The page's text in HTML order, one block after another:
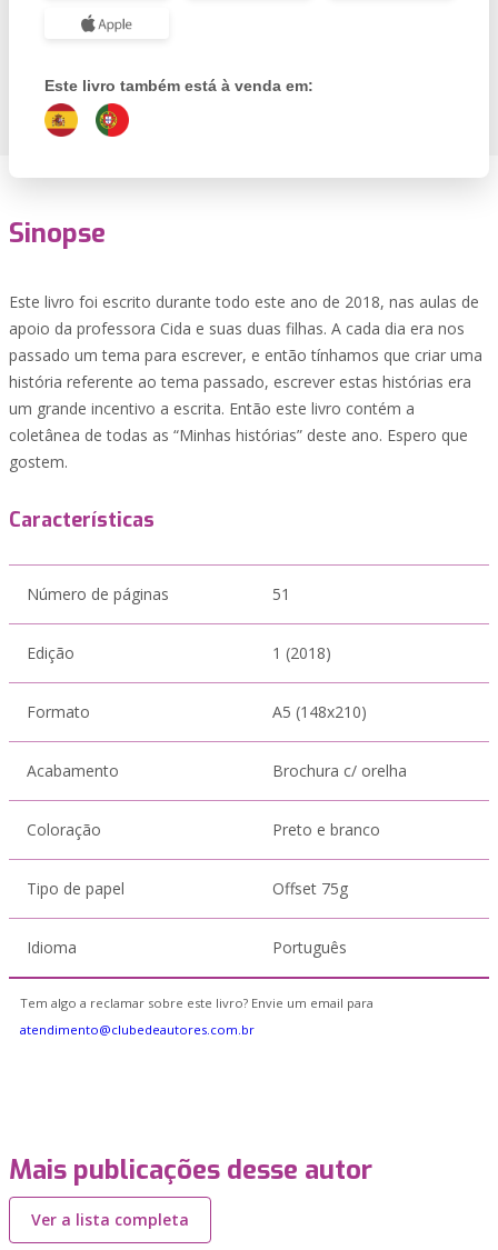
Este livro também está à venda em:
Sinopse
Este livro foi escrito durante todo este ano de 2018, nas aulas de
apoio da professora Cida e suas duas filhas. A cada dia era nos
passado um tema para escrever, e então tínhamos que criar uma
história referente ao tema passado, escrever estas histórias era
um grande incentivo a escrita. Então este livro contém a
coletânea de todas as “Minhas histórias” deste ano. Espero que
gostem.
Características
Número de páginas 51
Edição 1 (2018)
Formato A5 (148x210)
Acabamento Brochura c/ orelha
Coloração Preto e branco
Tipo de papel Offset 75g
Idioma Português
Tem algo a reclamar sobre este livro? Envie um email para
atendimento@clubedeautores.com.br
Mais publicações desse autor
Ver a lista completa